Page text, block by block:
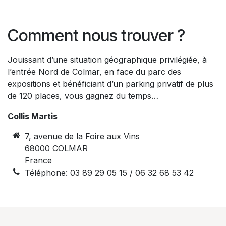
Comment nous trouver ?
Jouissant d’une situation géographique privilégiée, à
l’entrée Nord de Colmar, en face du parc des
expositions et bénéficiant d’un parking privatif de plus
de 120 places, vous gagnez du temps…
Collis Martis
7, avenue de la Foire aux Vins
68000 COLMAR
France
Téléphone: 03 89 29 05 15 / 06 32 68 53 42